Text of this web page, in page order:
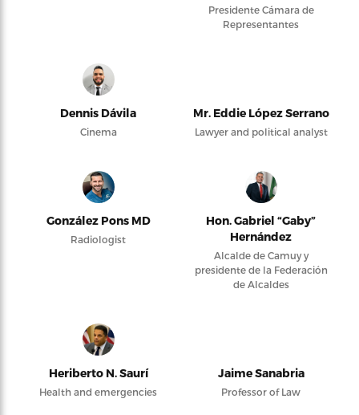
Presidente Cámara de
Representantes
Dennis Dávila
Cinema
Mr. Eddie López Serrano
Lawyer and political analyst
González Pons MD
Radiologist
Hon. Gabriel “Gaby”
Hernández
Alcalde de Camuy y
presidente de la Federación
de Alcaldes
Heriberto N. Saurí
Health and emergencies
Jaime Sanabria
Professor of Law